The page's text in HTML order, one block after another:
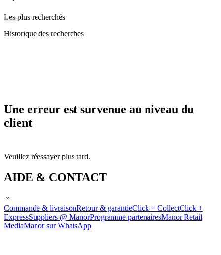
Les plus recherchés
Historique des recherches
Une erreur est survenue au niveau du
client
Veuillez réessayer plus tard.
AIDE & CONTACT
Commande & livraisonRetour & garantieClick + CollectClick +
ExpressSuppliers @ ManorProgramme partenairesManor Retail
MediaManor sur WhatsApp